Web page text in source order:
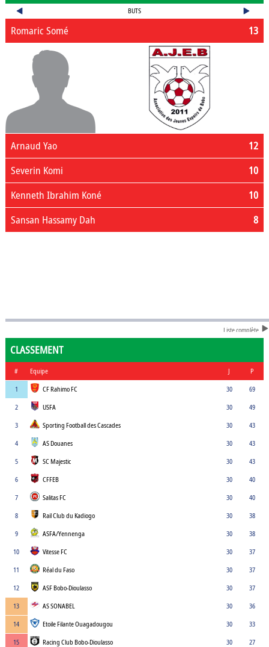
BUTS
13
Romaric Somé
12
Arnaud Yao
10
Severin Komi
10
Kenneth Ibrahim Koné
8
Sansan Hassamy Dah
Liste complète
CLASSEMENT
# Equipe J
P
1
CF Rahimo FC 30
69
2
USFA 30
49
3
Sporting Football des Cascades 30
43
4
AS Douanes 30
43
5
SC Majestic 30
43
6
CFFEB 30
40
7
Salitas FC 30
40
8
Rail Club du Kadiogo 30
38
9
ASFA/Yennenga 30
38
10
Vitesse FC 30
37
11
Réal du Faso 30
37
12
ASF Bobo-Dioulasso 30
37
13
AS SONABEL 30
36
14
Etoile Filante Ouagadougou 30
33
15
Racing Club Bobo-Dioulasso 30
27